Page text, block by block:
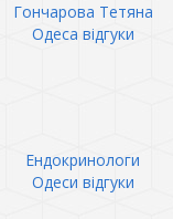
Гончарова Тетяна
Одеса відгуки
Ендокринологи
Одеси відгуки